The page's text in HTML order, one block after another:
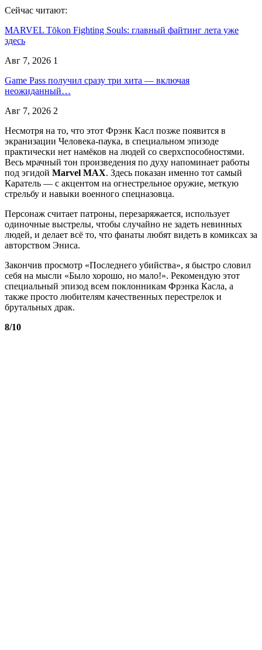
Сейчас читают:
MARVEL Tōkon Fighting Souls: главный файтинг лета уже
здесь
Авг 7, 2026 1
Game Pass получил сразу три хита — включая
неожиданный…
Авг 7, 2026 2
Несмотря на то, что этот Фрэнк Касл позже появится в
экранизации Человека-паука, в специальном эпизоде
практически нет намёков на людей со сверхспособностями.
Весь мрачный тон произведения по духу напоминает работы
под эгидой Marvel MAX. Здесь показан именно тот самый
Каратель — с акцентом на огнестрельное оружие, меткую
стрельбу и навыки военного спецназовца.
Персонаж считает патроны, перезаряжается, использует
одиночные выстрелы, чтобы случайно не задеть невинных
людей, и делает всё то, что фанаты любят видеть в комиксах за
авторством Эниса.
Закончив просмотр «Последнего убийства», я быстро словил
себя на мысли «Было хорошо, но мало!». Рекомендую этот
специальный эпизод всем поклонникам Фрэнка Касла, а
также просто любителям качественных перестрелок и
брутальных драк.
8/10